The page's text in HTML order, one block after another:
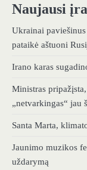
Naujausi
Ukrainai
pataikė aštuoni
Irano karas
Ministras
„netvarkingas“ jau
Santa Marta,
Jaunimo muzikos
uždarymą